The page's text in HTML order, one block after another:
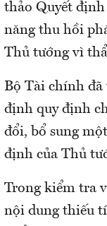
thảo Quyết
năng thu hồi
Thủ tướng vì
Bộ Tài chính đã
định quy định
đổi, bổ sung
định của Thủ
Trong kiểm tra
nội dung thiếu